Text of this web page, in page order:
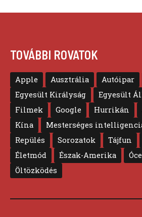
TOVÁBBI ROVATOK
Apple Ausztrália Autóipar
Egyesült Királyság
Egyesült
Filmek
Google Hurrikán
Kína
Mesterséges
Repülés
Sorozatok Tájfun
Életmód
Észak-Amerika
Öltözködés